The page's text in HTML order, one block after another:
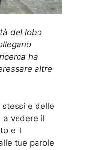
del lobo
ha
altre
e delle
a vedere il
e il
tue parole